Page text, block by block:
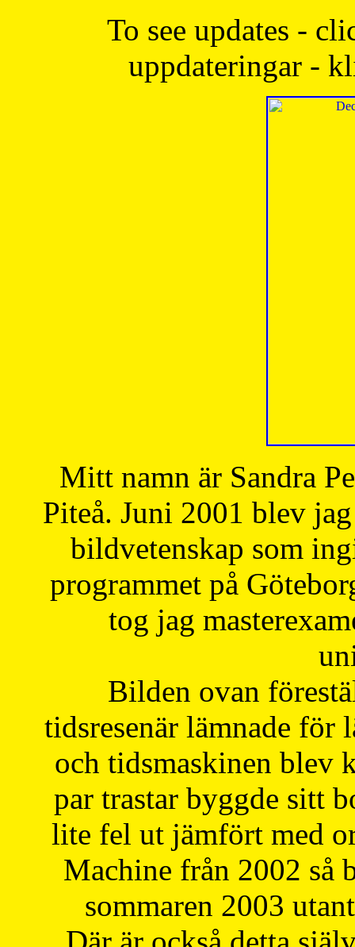
To see updates -
uppdateringar -
Mitt namn är Sandra
Piteå. Juni 2001 blev
bildvetenskap som
programmet på
tog jag
Bilden ovan
tidsresenär lämnade för
och tidsmaskinen blev
par trastar byggde sitt
lite fel ut jämfört med
Machine från 2002 så
sommaren 2003